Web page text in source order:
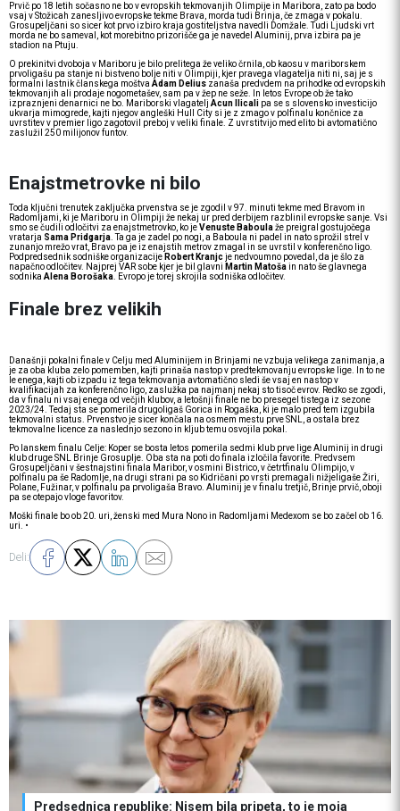
Prvič po 18 letih sočasno ne bo v evropskih tekmovanjih Olimpije in Maribora, zato pa bodo
vsaj v Stožicah zanesljivo evropske tekme Brava, morda tudi Brinja, če zmaga v pokalu.
Grosupeljčani so sicer kot prvo izbiro kraja gostiteljstva navedli Domžale. Tudi Ljudski vrt
morda ne bo sameval, kot morebitno prizorišče ga je navedel Aluminij, prva izbira pa je
stadion na Ptuju.
O prekinitvi dvoboja v Mariboru je bilo prelitega že veliko črnila, ob kaosu v mariborskem
prvoligašu pa stanje ni bistveno bolje niti v Olimpiji, kjer pravega vlagatelja niti ni, saj je s
formalni lastnik članskega moštva Adam Delius zanaša predvdem na prihodke od evropskih
tekmovanjih ali prodaje nogometašev, sam pa v žep ne seže. In letos Evrope ob že tako
izpraznjeni denarnici ne bo. Mariborski vlagatelj Acun Ilicali pa se s slovensko investicijo
ukvarja mimogrede, kajti njegov angleški Hull City si je z zmago v polfinalu končnice za
uvrstitev v premier ligo zagotovil preboj v veliki finale. Z uvrstitvijo med elito bi avtomatično
zaslužil 250 milijonov funtov.
Enajstmetrovke ni bilo
Toda ključni trenutek zaključka prvenstva se je zgodil v 97. minuti tekme med Bravom in
Radomljami, ki je Mariboru in Olimpiji že nekaj ur pred derbijem razblinil evropske sanje. Vsi
smo se čudili odločitvi za enajstmetrovko, ko jeVenuste Baboulaže preigral gostujočega
vratarja Sama Pridgarja . Ta ga je zadel po nogi, a Baboula ni padel in nato sprožil strel v
zunanjo mrežo vrat, Bravo pa je iz enajstih metrov zmagal in se uvrstil v konferenčno ligo.
Podpredsednik sodniške organizacije Robert Kranjcje nedvoumno povedal, da je šlo za
napačno odločitev. Najprej VAR sobe kjer je bil glavni Martin Matošain nato še glavnega
sodnika Alena Borošaka . Evropo je torej skrojila sodniška odločitev.
Finale brez velikih
Današnji pokalni finale v Celju med Aluminijem in Brinjami ne vzbuja velikega zanimanja, a
je za oba kluba zelo pomemben, kajti prinaša nastop v predtekmovanju evropske lige. In to ne
le enega, kajti ob izpadu iz tega tekmovanja avtomatično sledi še vsaj en nastop v
kvalifikacijah za konferenčno ligo, zaslužka pa najmanj nekaj sto tisoč evrov. Redko se zgodi,
da v finalu ni vsaj enega od večjih klubov, a letošnji finale ne bo presegel tistega iz sezone
2023/24. Tedaj sta se pomerila drugoligaš Gorica in Rogaška, ki je malo pred tem izgubila
tekmovalni status. Prvenstvo je sicer končala na osmem mestu prve SNL, a ostala brez
tekmovalne licence za naslednjo sezono in kljub temu osvojila pokal.
Po lanskem finalu Celje: Koper se bosta letos pomerila sedmi klub prve lige Aluminij in drugi
klub druge SNL Brinje Grosuplje. Oba sta na poti do finala izločila favorite. Predvsem
Grosupeljčani v šestnajstini finala Maribor, v osmini Bistrico, v četrtfinalu Olimpijo, v
polfinalu pa še Radomlje, na drugi strani pa so Kidričani po vrsti premagali nižjeligaše Žiri,
Polane, Fužinar, v polfinalu pa prvoligaša Bravo. Aluminij je v finalu tretjič, Brinje prvič, oboji
pa se otepajo vloge favoritov.
Moški finale bo ob 20. uri, ženski med Mura Nono in Radomljami Medexom se bo začel ob 16.
uri. •
Deli:
Predsednica republike: Nisem bila pripeta, to je moja